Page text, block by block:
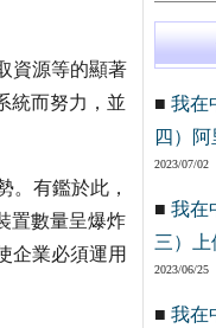
資源等的顯著
統而努力，並
。有鑑於此，
置數量呈爆炸
企業必須運用
■ 我在
四）
2023/07/02
■ 我在
三）上
2023/06/25
■ 我在